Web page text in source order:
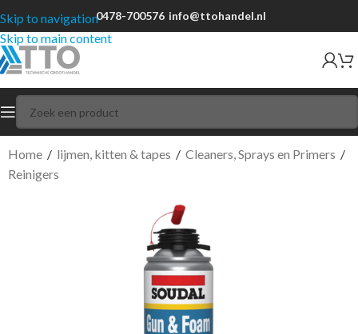
Skip to navigation
Skip to main content
0478-700576 info@ttohandel.nl
Home / lijmen, kitten & tapes / Cleaners, Sprays en Primers /
Reinigers